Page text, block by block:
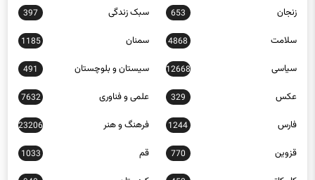
سلامت 4868 سمنان 1185
سیاسی 12668 سیستان و بلوچستان 491
عکس 329 علمی و فناوری 7632
فارس 1244 فرهنگ و هنر 23206
قزوین 770 قم 1033
کاریکاتور 452 کردستان 940